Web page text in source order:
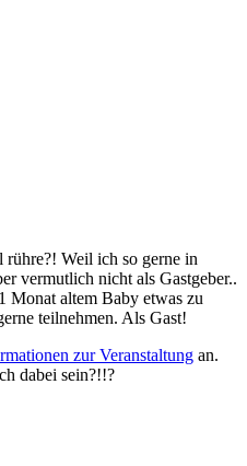
Weil ich so gerne in
vermutlich nicht als Gastgeber..
Monat altem Baby etwas zu
teilnehmen. Als Gast!
zur Veranstaltung an.
dabei sein?!!?